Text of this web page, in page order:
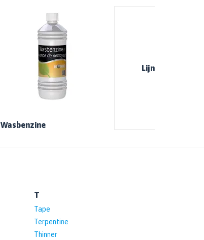
Wasbenzine
Lijnolie rauw
T
Tape
Terpentine
Thinner